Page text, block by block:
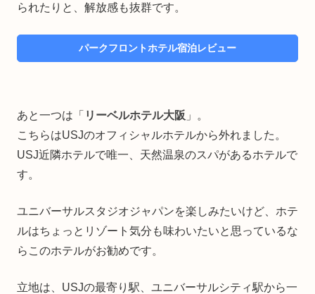
られたりと、解放感も抜群です。
パークフロントホテル宿泊レビュー
あと一つは「 リーベルホテル大阪 」。
こちらはUSJのオフィシャルホテルから外れました。
USJ近隣ホテルで唯一、天然温泉のスパがあるホテルで
す。
ユニバーサルスタジオジャパンを楽しみたいけど、ホテ
ルはちょっとリゾート気分も味わいたいと思っているな
らこのホテルがお勧めです。
立地は、USJの最寄り駅、ユニバーサルシティ駅から一